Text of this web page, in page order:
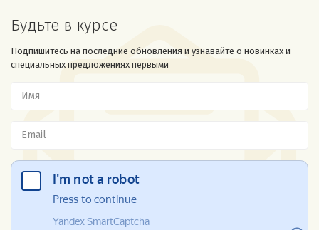
Будьте в курсе
Подпишитесь на последние обновления и узнавайте о новинках и
специальных предложениях первыми